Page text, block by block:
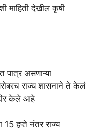
माहिती देखील कृषी
पात्र असणाऱ्या
राज्य शासनाने ते केलं
केले आहे
हप्ते नंतर राज्य